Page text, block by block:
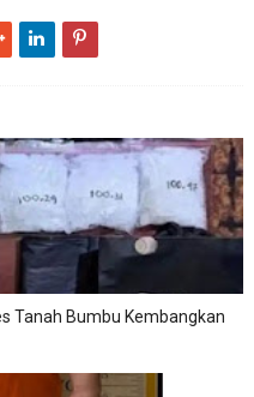
Tanah Bumbu Kembangkan